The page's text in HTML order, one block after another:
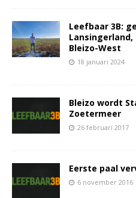
Leefbaar 3B:
Bleizo-West
18 januari 2024
Bleizo wordt
Zoetermeer
26 februari 2017
Eerste paal
6 november 2016